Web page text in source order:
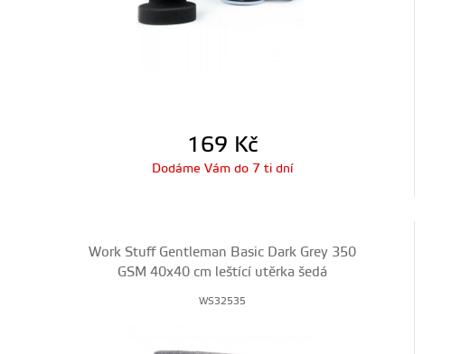
169 Kč
Dodáme Vám do 7 ti dní
Work Stuff Gentleman Basic Dark Grey 350
GSM 40x40 cm leštící utěrka šedá
WS32535